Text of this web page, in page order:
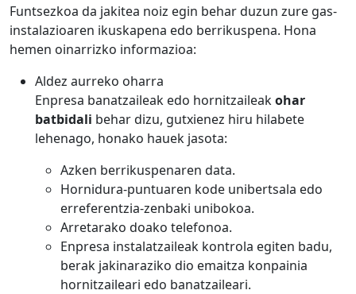
Funtsezkoa da jakitea noiz egin behar duzun zure gas-
instalazioaren ikuskapena edo berrikuspena. Hona
hemen oinarrizko informazioa:
Aldez aurreko oharra
Enpresa banatzaileak edo hornitzaileakohar
batbidali behar dizu, gutxienez hiru hilabete
lehenago, honako hauek jasota:
Azken berrikuspenaren data.
Hornidura-puntuaren kode unibertsala edo
erreferentzia-zenbaki unibokoa.
Arretarako doako telefonoa.
Enpresa instalatzaileak kontrola egiten badu,
berak jakinaraziko dio emaitza konpainia
hornitzaileari edo banatzaileari.